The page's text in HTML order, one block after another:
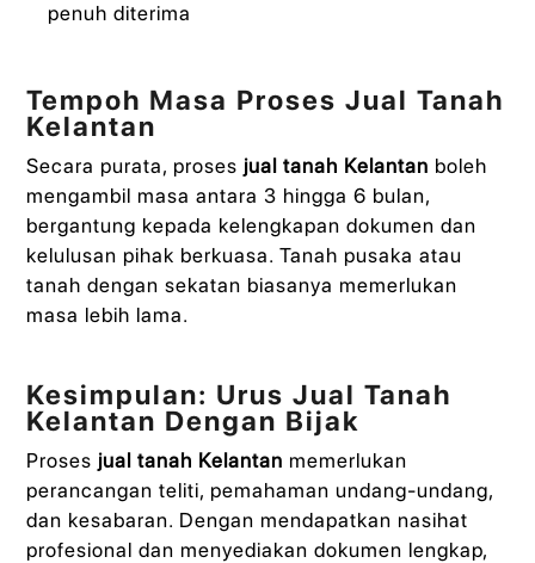
penuh diterima
Tempoh Masa Proses Jual Tanah
Kelantan
Secara purata, proses jual tanah Kelantan boleh
mengambil masa antara 3 hingga 6 bulan,
bergantung kepada kelengkapan dokumen dan
kelulusan pihak berkuasa. Tanah pusaka atau
tanah dengan sekatan biasanya memerlukan
masa lebih lama.
Kesimpulan: Urus Jual Tanah
Kelantan Dengan Bijak
Proses jual tanah Kelantan memerlukan
perancangan teliti, pemahaman undang-undang,
dan kesabaran. Dengan mendapatkan nasihat
profesional dan menyediakan dokumen lengkap,